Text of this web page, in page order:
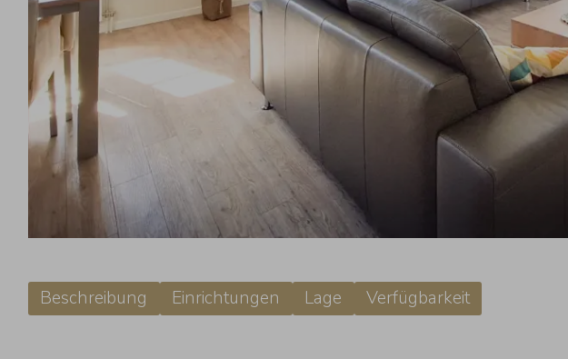
Beschreibung Einrichtungen Lage Verfügbarkeit